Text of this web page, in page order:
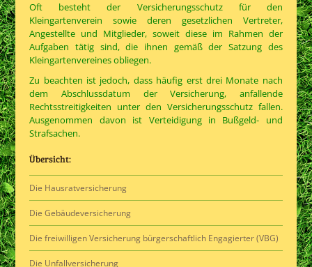
Oft besteht der Versicherungsschutz für den
Kleingartenverein sowie deren gesetzlichen Vertreter,
Angestellte und Mitglieder, soweit diese im Rahmen der
Aufgaben tätig sind, die ihnen gemäß der Satzung des
Kleingartenvereines obliegen.
Zu beachten ist jedoch, dass häufig erst drei Monate nach
dem Abschlussdatum der Versicherung, anfallende
Rechtsstreitigkeiten unter den Versicherungsschutz fallen.
Ausgenommen davon ist Verteidigung in Bußgeld- und
Strafsachen.
Übersicht:
Die Hausratversicherung
Die Gebäudeversicherung
Die freiwilligen Versicherung bürgerschaftlich Engagierter (VBG)
Die Unfallversicherung